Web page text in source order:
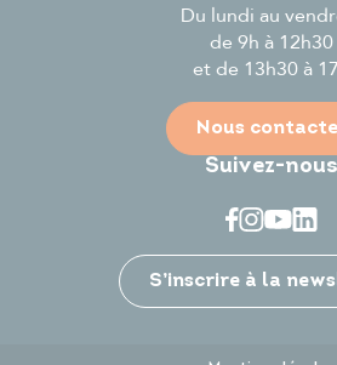
Je participe
Du lundi au
de 9h à 12h30
et de 13h30 à
Nous
Suivez-nous
S’inscrire à la